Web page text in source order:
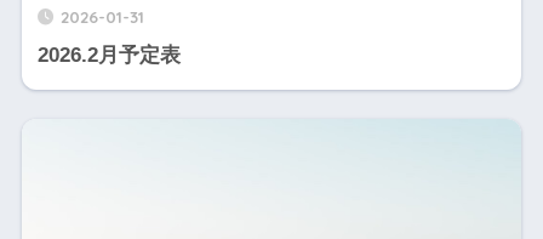
2026-01-31
2026.2月予定表